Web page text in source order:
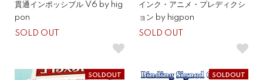
貫通インポッシブル V6 by hig
pon
SOLD OUT
インク・アニメ・プレディクシ
ョン by higpon
SOLD OUT
SOLDOUT SOLDOUT